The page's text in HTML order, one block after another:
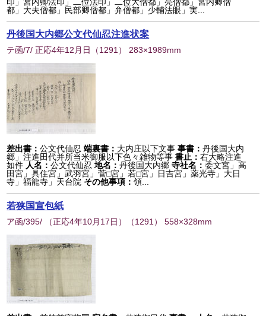
都」大夫僧都」民部卿僧都」弁僧都」少輔法眼」実...
丹後国大内郷公文代仙忍注進状案
テ函/7/ 正応4年12月日 （1291 ） 283×1989mm
差出書：公文代仙忍 端裏書： 大内庄以下文事 事書：丹後国大内
郷」注進田代并所当米御服以下色々雑物等事書止：右大略注進
如件 人名：公文代仙忍 地名：丹後国大内郷 寺社名：委文宮」高
田宮」具住宮」武羽宮」菅□宮」若□宮」日吉宮」薬光寺」大日
寺」福龍寺」天台院 その他事項：領...
若狭国宣包紙
ア函/395/ （正応4年10月17日） （1291 ） 558×328mm